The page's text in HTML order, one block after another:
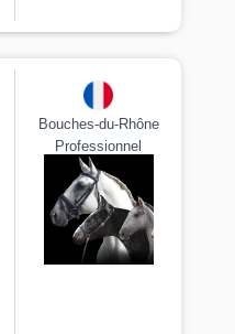
Bouches-du-Rhône
Professionnel